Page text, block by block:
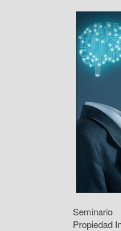
Propiedad